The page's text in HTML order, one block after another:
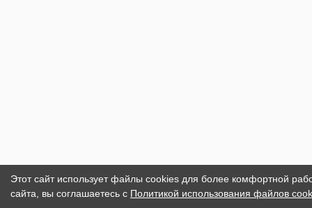
Этот сайт использует файлы cookies для более комфортной
сайта, вы соглашаетесь с Политикой использования файлов